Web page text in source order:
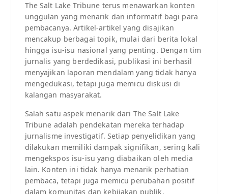
The Salt Lake Tribune terus menawarkan konten
unggulan yang menarik dan informatif bagi para
pembacanya. Artikel-artikel yang disajikan
mencakup berbagai topik, mulai dari berita lokal
hingga isu-isu nasional yang penting. Dengan tim
jurnalis yang berdedikasi, publikasi ini berhasil
menyajikan laporan mendalam yang tidak hanya
mengedukasi, tetapi juga memicu diskusi di
kalangan masyarakat.
Salah satu aspek menarik dari The Salt Lake
Tribune adalah pendekatan mereka terhadap
jurnalisme investigatif. Setiap penyelidikan yang
dilakukan memiliki dampak signifikan, sering kali
mengekspos isu-isu yang diabaikan oleh media
lain. Konten ini tidak hanya menarik perhatian
pembaca, tetapi juga memicu perubahan positif
dalam komunitas dan kebijakan publik.